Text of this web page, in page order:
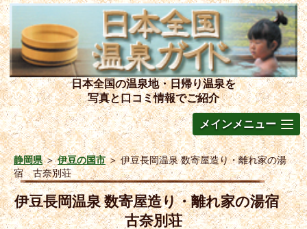
日本全国の温泉地・日帰り温泉を
写真と口コミ情報でご紹介
メインメニュー
静岡県＞伊豆の国市＞伊豆長岡温泉 数寄屋造り・離れ家の湯
宿 古奈別荘
伊豆長岡温泉 数寄屋造り・離れ家の湯宿
古奈別荘